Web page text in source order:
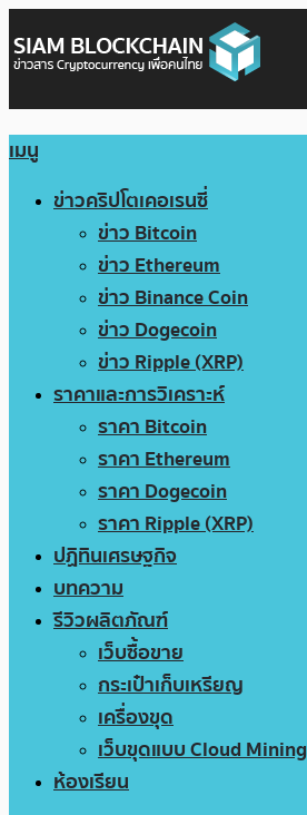
เมนู
ข่าวคริปโตเคอเรนซี่
ข่าว Bitcoin
ข่าว Ethereum
ข่าว Binance Coin
ข่าว Dogecoin
ข่าว Ripple (XRP)
ราคาและการวิเคราะห์
ราคา Bitcoin
ราคา Ethereum
ราคา Dogecoin
ราคา Ripple (XRP)
ปฏิทินเศรษฐกิจ
บทความ
รีวิวผลิตภัณฑ์
เว็บซื้อขาย
กระเป๋าเก็บเหรียญ
เครื่องขุด
เว็บขุดแบบ Cloud Mining
ห้องเรียน